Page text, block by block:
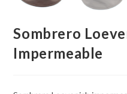
Sombrero
Impermeable